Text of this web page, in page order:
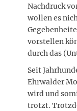
Nachdruck
wollen es
vorstellen
durch das
Seit
Ehrwalder
wird und
trotzt.